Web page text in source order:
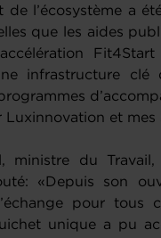
de l’écosystème a
que les aides
infrastructure clé
et mes
ministre du
«Depuis son
pour tous
unique a pu